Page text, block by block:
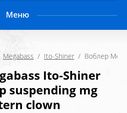
Меню
Megabass
  /
Ito-Shiner
/  Воблер
Ito-Shiner
suspending mg
clown